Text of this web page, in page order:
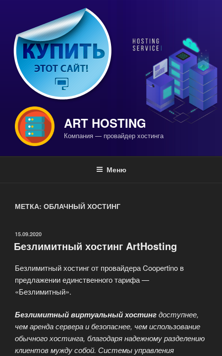
содержимому
ART HOSTING
Компания — провайдер хостинга
Меню
МЕТКА: ОБЛАЧНЫЙ ХОСТИНГ
ОПУБЛИКОВАНО
15.09.2020
Безлимитный хостинг ArtHosting
Безлимитный хостинг от провайдера Coopertino в
предлажении единственного тарифа —
«Безлимитный».
Безлимитный виртуальный хостингдоступнее,
чем аренда сервера и безопаснее, чем использование
обычного хостинга, благодаря надежному разделению
клиентов мужду собой. Системы управления